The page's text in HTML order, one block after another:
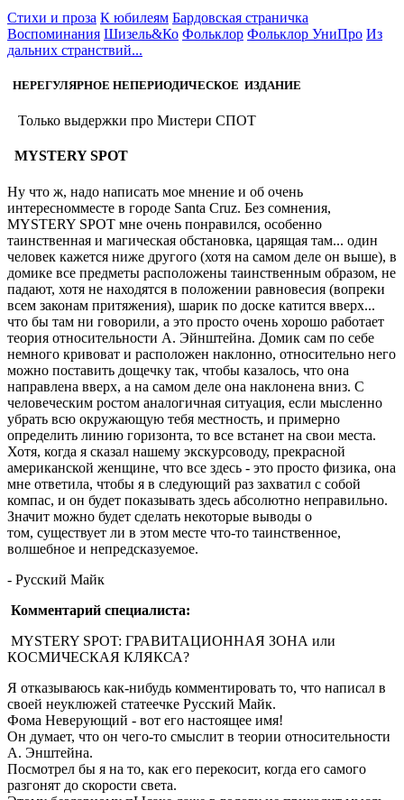
Стихи и проза К юбилеям Бардовская страничка
Воспоминания Шизель&Ко Фольклор Фольклор УниПро Из
дальних странствий...
НЕРЕГУЛЯРНОЕ НЕПЕРИОДИЧЕСКОЕ ИЗДАНИЕ
Только выдержки про Мистери СПОТ
MYSTERY SPOT
Ну что ж, надо написать мое мнение и об очень
интересномместе в городе Santa Cruz. Без сомнения,
MYSTERY SPOT мне очень понравился, особенно
таинственная и магическая обстановка, царящая там... один
человек кажется ниже другого (хотя на самом деле он выше), в
домике все предметы расположены таинственным образом, не
падают, хотя не находятся в положении равновесия (вопреки
всем законам притяжения), шарик по доске катится вверх...
что бы там ни говорили, а это просто очень хорошо работает
теория относительности А. Эйнштейна. Домик сам по себе
немного кривоват и расположен наклонно, относительно него
можно поставить дощечку так, чтобы казалось, что она
направлена вверх, а на самом деле она наклонена вниз. С
человеческим ростом аналогичная ситуация, если мысленно
убрать всю окружающую тебя местность, и примерно
определить линию горизонта, то все встанет на свои места.
Хотя, когда я сказал нашему экскурсоводу, прекрасной
американской женщине, что все здесь - это просто физика, она
мне ответила, чтобы я в следующий раз захватил с собой
компас, и он будет показывать здесь абсолютно неправильно.
Значит можно будет сделать некоторые выводы о
том, существует ли в этом месте что-то таинственное,
волшебное и непредсказуемое.
- Русский Майк
Комментарий специалиста:
MYSTERY SPOT: ГРАВИТАЦИОННАЯ ЗОНА или
КОСМИЧЕСКАЯ КЛЯКСА?
Я отказываюсь как-нибудь комментировать то, что написал в
своей неуклюжей статеечке Русский Майк.
Фома Неверующий - вот его настоящее имя!
Он думает, что он чего-то смыслит в теории относительности
А. Энштейна.
Посмотрел бы я на то, как его перекосит, когда его самого
разгонят до скорости света.